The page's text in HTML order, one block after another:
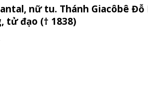
nữ tu. Thánh Giacôbê
tử đạo († 1838)